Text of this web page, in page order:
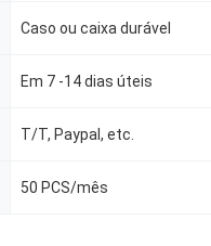
Caso ou caixa durável
Em 7 -14 dias úteis
T/T, Paypal, etc.
50 PCS/mês